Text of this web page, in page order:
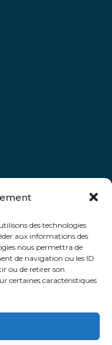
des technologies
aux informations des
nous permettra de
de navigation ou les ID
ou de retirer son
certaines caractéristiques